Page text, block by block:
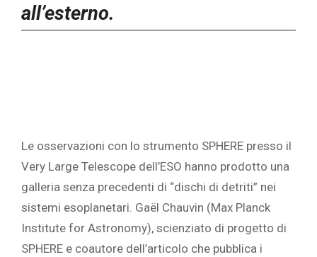
all’esterno.
Le osservazioni con lo strumento SPHERE presso il
Very Large Telescope dell’ESO hanno prodotto una
galleria senza precedenti di “dischi di detriti” nei
sistemi esoplanetari. Gaël Chauvin (Max Planck
Institute for Astronomy), scienziato di progetto di
SPHERE e coautore dell’articolo che pubblica i